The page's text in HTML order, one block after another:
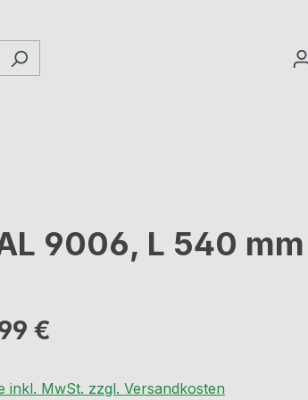
9006, L 540 mm
Preis:
€
inkl. MwSt. zzgl. Versandkosten